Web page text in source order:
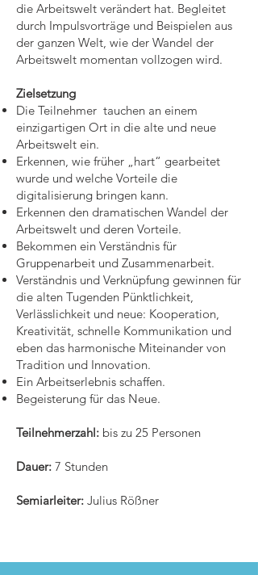
die Arbeitswelt verändert hat. Begleitet
durch Impulsvorträge und Beispielen aus
der ganzen Welt, wie der Wandel der
Arbeitswelt momentan vollzogen wird.
Zielsetzung
Die Teilnehmer tauchen an einem
einzigartigen Ort in die alte und neue
Arbeitswelt ein.
Erkennen, wie früher „hart“ gearbeitet
wurde und welche Vorteile die
digitalisierung bringen kann.
Erkennen den dramatischen Wandel der
Arbeitswelt und deren Vorteile.
Bekommen ein Verständnis für
Gruppenarbeit und Zusammenarbeit.
Verständnis und Verknüpfung gewinnen für
die alten Tugenden Pünktlichkeit,
Verlässlichkeit und neue: Kooperation,
Kreativität, schnelle Kommunikation und
eben das harmonische Miteinander von
Tradition und Innovation.
Ein Arbeitserlebnis schaffen.
Begeisterung für das Neue.
Teilnehmerzahl: bis zu 25 Personen
Dauer: 7 Stunden
Semiarleiter: Julius Rößner